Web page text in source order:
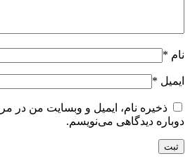
نام *
ایمیل *
ذخیره نام، ایمیل و وبسایت من در
دوباره دیدگاهی می‌نویسم.